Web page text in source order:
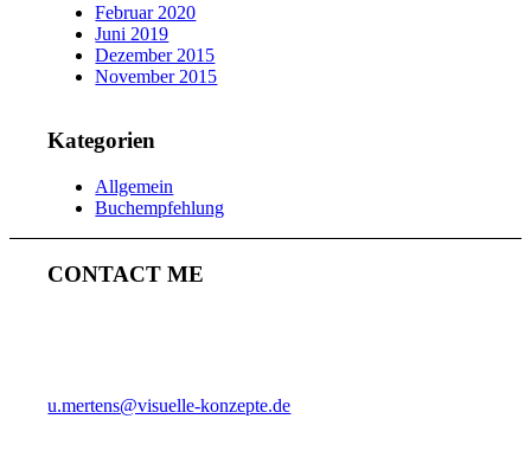
Februar 2020
Juni 2019
Dezember 2015
November 2015
Kategorien
Allgemein
Buchempfehlung
CONTACT ME
u.mertens@visuelle-konzepte.de